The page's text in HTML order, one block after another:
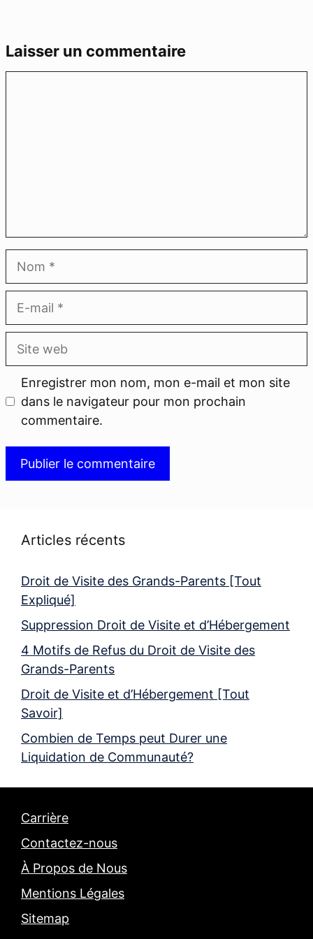
Laisser un commentaire
Site
Enregistrer mon nom, mon e-mail et mon site
dans le navigateur pour mon prochain
commentaire.
Articles récents
Droit de Visite des Grands-Parents [Tout
Expliqué]
Suppression Droit de Visite et d’Hébergement
4 Motifs de Refus du Droit de Visite des
Grands-Parents
Droit de Visite et d’Hébergement [Tout
Savoir]
Combien de Temps peut Durer une
Liquidation de Communauté?
Carrière
Contactez-nous
À Propos de Nous
Mentions Légales
Sitemap